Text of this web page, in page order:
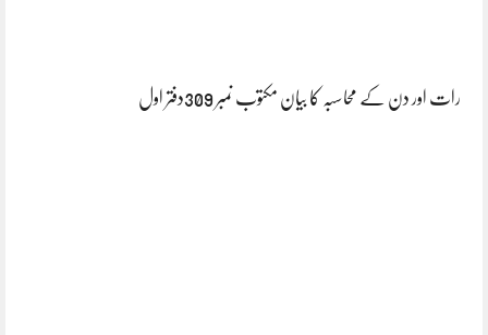
رات اور دن کے محاسبہ کا بیان مکتوب نمبر 309دفتر اول